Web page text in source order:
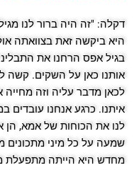
דקלה: "זה היה ברור לנו
היא ביקשה זאת בצוואתה
בגיל אפס הרחנו את
אותנו כאן על השקים. קשה
לכאן מדבר עליה וזה
איתנו. כרגע אנחנו עובדים
לנו את הכוחות של אמא, הן
שמעה על כל מיני מתכונים
מחדש היא הייתה מתפעלת